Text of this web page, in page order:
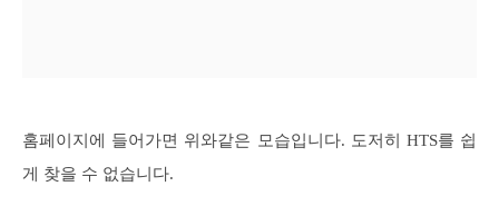
홈페이지에 들어가면 위와같은 모습입니다. 도저히 HTS를 쉽
게 찾을 수 없습니다.